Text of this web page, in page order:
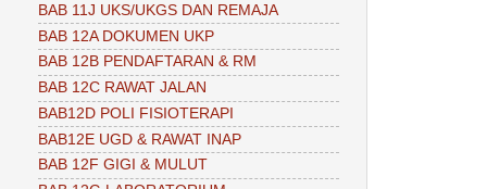
BAB 11J UKS/UKGS DAN REMAJA
BAB 12A DOKUMEN UKP
BAB 12B PENDAFTARAN & RM
BAB 12C RAWAT JALAN
BAB12D POLI FISIOTERAPI
BAB12E UGD & RAWAT INAP
BAB 12F GIGI & MULUT